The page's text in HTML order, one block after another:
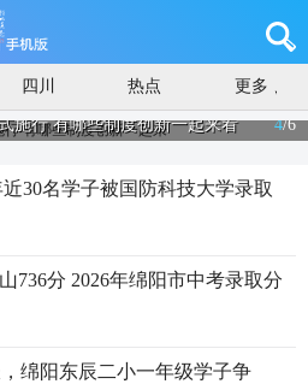
四川 热点 更多
施行 有哪些制度创新一起来看 4/6
30名学子被国防科技大学录取
736分 2026年绵阳市中考录取分
绵阳东辰二小一年级学子争